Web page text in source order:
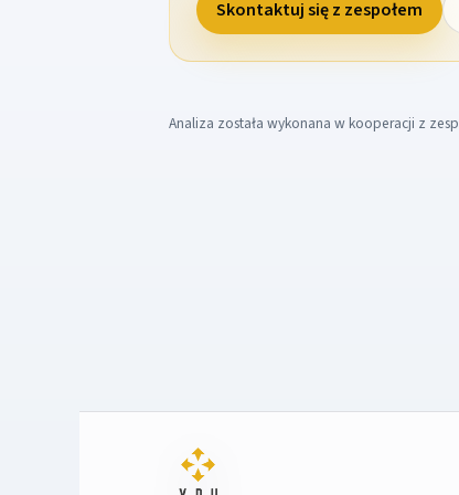
Skontaktuj się z zespołem
Analiza została wykonana w kooperacji z